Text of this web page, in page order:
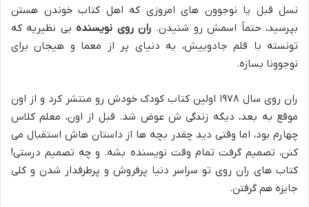
نسل قبل یا نوجوون های امروزی که اهل کتاب خوندن هستن
بپرسید، حتماً اسمش رو شنیدن. ران روی نویسندهبی نظیریه که
تونسته با قلم جادوییش، یه دنیای پر از معما و هیجان برای
نوجوونا بسازه.
ران روی سال ۱۹۷۸ اولین کتاب کودک خودش رو منتشر کرد و از اون
موقع به بعد، دیگه زندگی ش عوض شد. قبل از اون، معلم کلاس
چهارم بود، اما وقتی دید چقدر بچه ها از داستان هاش استقبال می
کنن، تصمیم گرفت تمام وقت نویسنده بشه. و چه تصمیم درستی!
کتاب های ران روی تو سراسر دنیا پرفروش و پرطرفدار شدن و کلی
جایزه هم گرفتن.